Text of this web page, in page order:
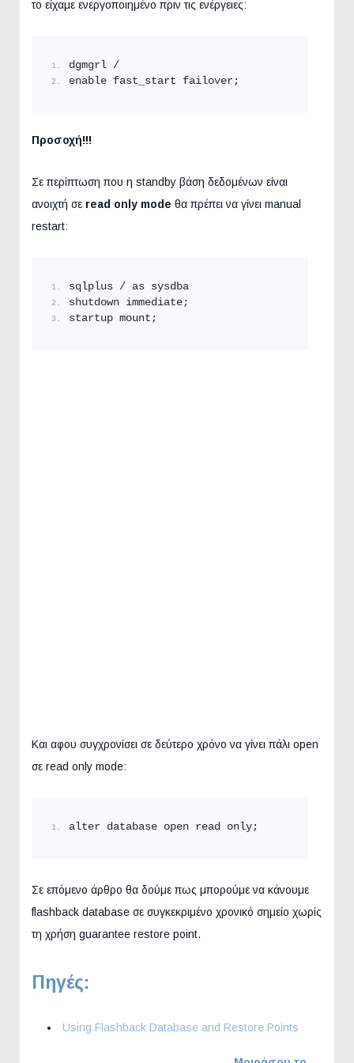
το είχαμε ενεργοποιημένο πριν τις ενέργειες:
dgmgrl /
enable fast_start failover;
Προσοχή!!!
Σε περίπτωση που η standby βάση δεδομένων είναι
ανοιχτή σε read only mode θα πρέπει να γίνει manual
restart:
sqlplus / as sysdba
shutdown immediate;
startup mount;
Και αφου συγχρονίσει σε δεύτερο χρόνο να γίνει πάλι open
σε read only mode:
alter database open read only;
Σε επόμενο άρθρο θα δούμε πως μπορούμε να κάνουμε
flashback database σε συγκεκριμένο χρονικό σημείο χωρίς
τη χρήση guarantee restore point.
Πηγές:
Using Flashback Database and Restore Points